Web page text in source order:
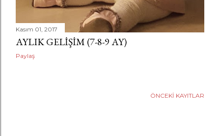
Kasım 01, 2017
AYLIK GELIŞIM (7-8-9 AY)
Paylaş
ÖNCEKI KAYITLAR